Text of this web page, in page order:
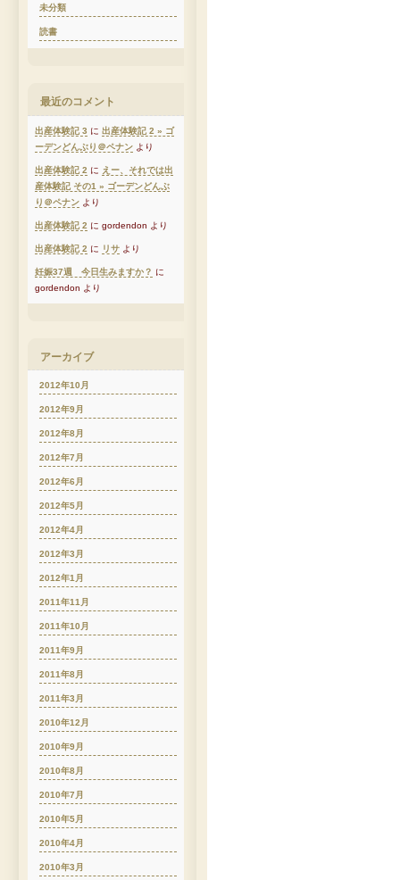
未分類
読書
最近のコメント
出産体験記 3 に 出産体験記 2 » ゴ
ーデンどんぶり＠ペナン より
出産体験記 2 に えー、それでは出
産体験記 その1 » ゴーデンどんぶ
り＠ペナン より
出産体験記 2 に gordendon より
出産体験記 2 に リサ より
妊娠37週 今日生みますか？ に
gordendon より
アーカイブ
2012年10月
2012年9月
2012年8月
2012年7月
2012年6月
2012年5月
2012年4月
2012年3月
2012年1月
2011年11月
2011年10月
2011年9月
2011年8月
2011年3月
2010年12月
2010年9月
2010年8月
2010年7月
2010年5月
2010年4月
2010年3月